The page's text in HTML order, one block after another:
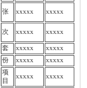
张 xxxxx xxxxx
次 xxxxx xxxxx
套 xxxxx
xxxxx
份 xxxxx xxxxx
项
目
xxxxx xxxxx